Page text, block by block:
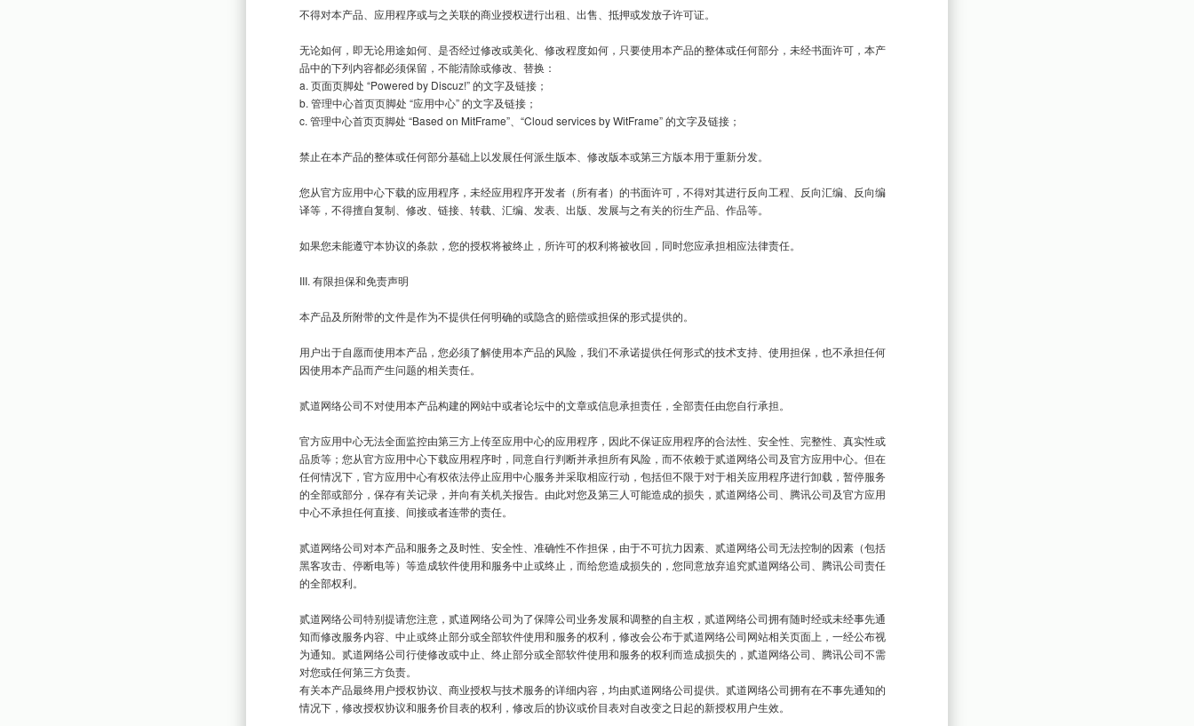
不得对本产品、应用程序或与之关联的商业授权进行出租、出售、抵押或发放子许可证。
无论如何，即无论用途如何、是否经过修改或美化、修改程度如何，只要使用本产品的整体或任何部分，未经书面许可，本产
品中的下列内容都必须保留，不能清除或修改、替换：
a. 页面页脚处 “Powered by Discuz!” 的文字及链接；
b. 管理中心首页页脚处 “应用中心” 的文字及链接；
c. 管理中心首页页脚处 “Based on MitFrame”、“Cloud services by WitFrame” 的文字及链接；
禁止在本产品的整体或任何部分基础上以发展任何派生版本、修改版本或第三方版本用于重新分发。
您从官方应用中心下载的应用程序，未经应用程序开发者（所有者）的书面许可，不得对其进行反向工程、反向汇编、反向编
译等，不得擅自复制、修改、链接、转载、汇编、发表、出版、发展与之有关的衍生产品、作品等。
如果您未能遵守本协议的条款，您的授权将被终止，所许可的权利将被收回，同时您应承担相应法律责任。
III. 有限担保和免责声明
本产品及所附带的文件是作为不提供任何明确的或隐含的赔偿或担保的形式提供的。
用户出于自愿而使用本产品，您必须了解使用本产品的风险，我们不承诺提供任何形式的技术支持、使用担保，也不承担任何
因使用本产品而产生问题的相关责任。
贰道网络公司不对使用本产品构建的网站中或者论坛中的文章或信息承担责任，全部责任由您自行承担。
官方应用中心无法全面监控由第三方上传至应用中心的应用程序，因此不保证应用程序的合法性、安全性、完整性、真实性或
品质等；您从官方应用中心下载应用程序时，同意自行判断并承担所有风险，而不依赖于贰道网络公司及官方应用中心。但在
任何情况下，官方应用中心有权依法停止应用中心服务并采取相应行动，包括但不限于对于相关应用程序进行卸载，暂停服务
的全部或部分，保存有关记录，并向有关机关报告。由此对您及第三人可能造成的损失，贰道网络公司、腾讯公司及官方应用
中心不承担任何直接、间接或者连带的责任。
贰道网络公司对本产品和服务之及时性、安全性、准确性不作担保，由于不可抗力因素、贰道网络公司无法控制的因素（包括
黑客攻击、停断电等）等造成软件使用和服务中止或终止，而给您造成损失的，您同意放弃追究贰道网络公司、腾讯公司责任
的全部权利。
贰道网络公司特别提请您注意，贰道网络公司为了保障公司业务发展和调整的自主权，贰道网络公司拥有随时经或未经事先通
知而修改服务内容、中止或终止部分或全部软件使用和服务的权利，修改会公布于贰道网络公司网站相关页面上，一经公布视
为通知。贰道网络公司行使修改或中止、终止部分或全部软件使用和服务的权利而造成损失的，贰道网络公司、腾讯公司不需
对您或任何第三方负责。
有关本产品最终用户授权协议、商业授权与技术服务的详细内容，均由贰道网络公司提供。贰道网络公司拥有在不事先通知的
情况下，修改授权协议和服务价目表的权利，修改后的协议或价目表对自改变之日起的新授权用户生效。